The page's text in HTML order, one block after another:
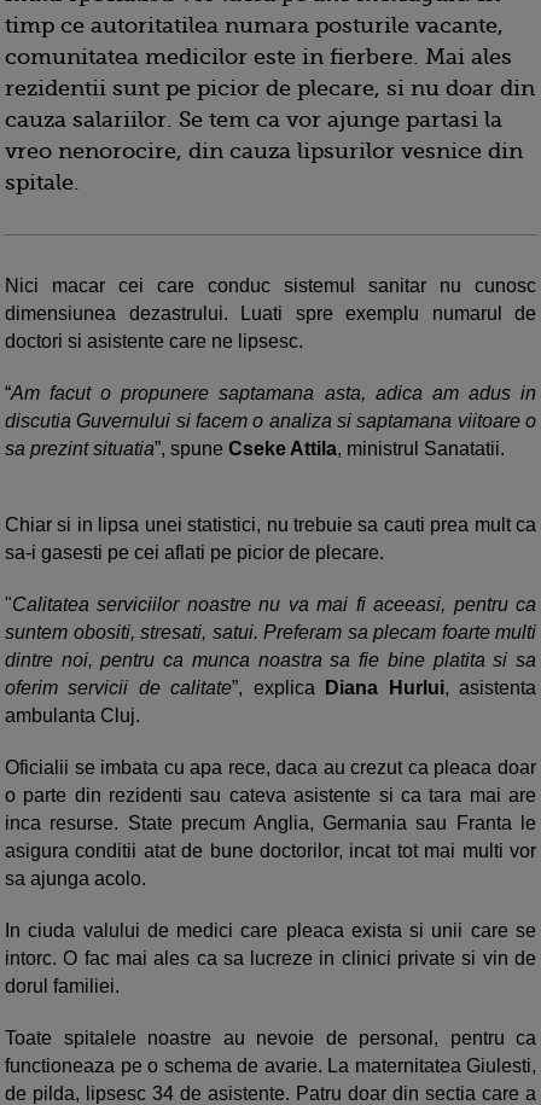
timp ce autoritatilea numara posturile vacante,
comunitatea medicilor este in fierbere. Mai ales
rezidentii sunt pe picior de plecare, si nu doar din
cauza salariilor. Se tem ca vor ajunge partasi la
vreo nenorocire, din cauza lipsurilor vesnice din
spitale.
Nici macar cei care conduc sistemul sanitar nu cunosc
dimensiunea dezastrului. Luati spre exemplu numarul de
doctori si asistente care ne lipsesc.
“Am facut o propunere saptamana asta, adica am adus in
discutia Guvernului si facem o analiza si saptamana viitoare o
sa prezint situatia”, spune Cseke Attila, ministrul Sanatatii.
Chiar si in lipsa unei statistici, nu trebuie sa cauti prea mult ca
sa-i gasesti pe cei aflati pe picior de plecare.
"Calitatea serviciilor noastre nu va mai fi aceeasi, pentru ca
suntem obositi, stresati, satui. Preferam sa plecam foarte multi
dintre noi, pentru ca munca noastra sa fie bine platita si sa
oferim servicii de calitate”, explica Diana Hurlui, asistenta
ambulanta Cluj.
Oficialii se imbata cu apa rece, daca au crezut ca pleaca doar
o parte din rezidenti sau cateva asistente si ca tara mai are
inca resurse. State precum Anglia, Germania sau Franta le
asigura conditii atat de bune doctorilor, incat tot mai multi vor
sa ajunga acolo.
In ciuda valului de medici care pleaca exista si unii care se
intorc. O fac mai ales ca sa lucreze in clinici private si vin de
dorul familiei.
Toate spitalele noastre au nevoie de personal, pentru ca
functioneaza pe o schema de avarie. La maternitatea Giulesti,
de pilda, lipsesc 34 de asistente. Patru doar din sectia care a